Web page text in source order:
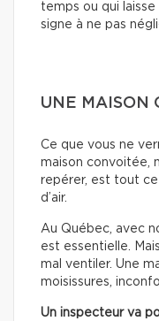
temps ou qui laisse
signe à ne pas
UNE MAISON
Ce que vous ne
maison convoitée,
repérer, est tout
d’air.
Au Québec, avec
est essentielle.
mal ventiler. Une
moisissures,
Un inspecteur va